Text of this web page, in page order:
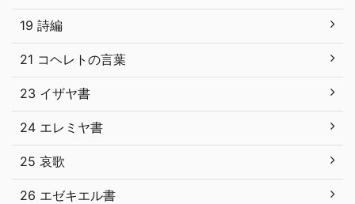
19 詩編
21 コヘレトの言葉
23 イザヤ書
24 エレミヤ書
25 哀歌
26 エゼキエル書